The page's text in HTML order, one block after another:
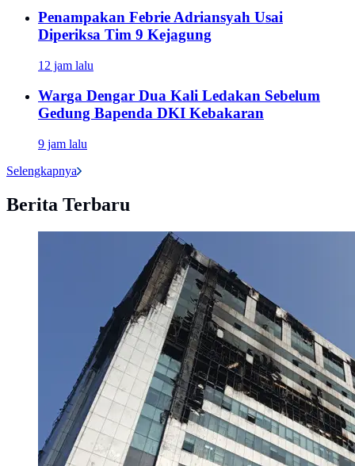
Penampakan Febrie Adriansyah Usai
Diperiksa Tim 9 Kejagung
12 jam lalu
Warga Dengar Dua Kali Ledakan Sebelum
Gedung Bapenda DKI Kebakaran
9 jam lalu
Selengkapnya
Berita Terbaru